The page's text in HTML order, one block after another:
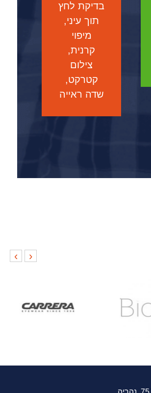
בדיקת לחץ
תוך עיני,
מיפוי
קרנית,
צילום
קטרקט,
שדה ראייה
‹
›